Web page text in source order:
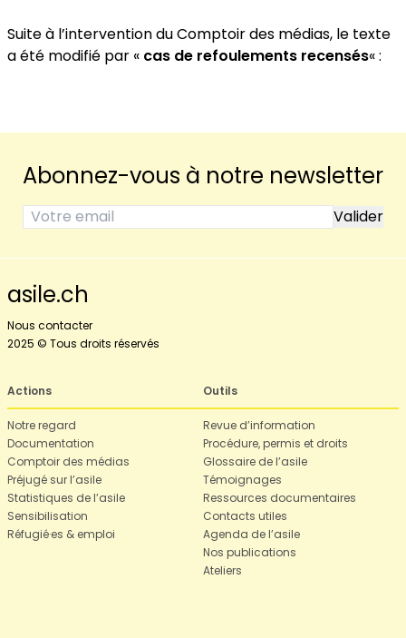
Suite à l’intervention du Comptoir des médias, le texte
a été modifié par « cas de refoulements recensés« :
Abonnez-vous à notre newsletter
asile.ch
Nous contacter
2025 © Tous droits réservés
Actions
Notre regard
Documentation
Comptoir des médias
Préjugé sur l’asile
Statistiques de l’asile
Sensibilisation
Réfugié·es & emploi
Outils
Revue d’information
Procédure, permis et droits
Glossaire de l’asile
Témoignages
Ressources documentaires
Contacts utiles
Agenda de l’asile
Nos publications
Ateliers